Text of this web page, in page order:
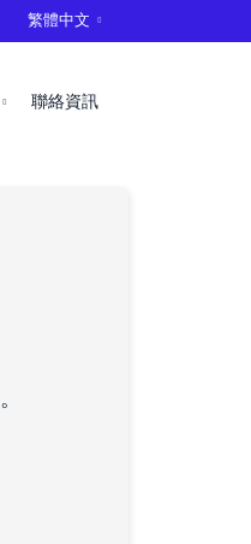
聯絡資訊
繁體中文
。